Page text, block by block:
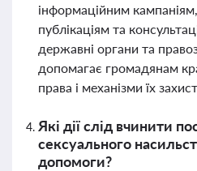
інформаційним
публікаціям та
державні органи та
допомагає громадянам
права і механізми їх
Які дії слід вчинити
сексуального
допомоги?